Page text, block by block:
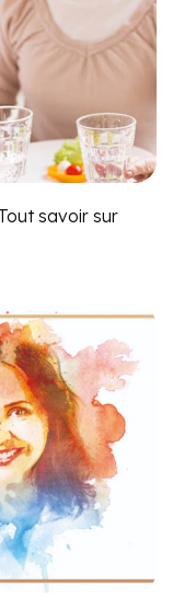
savoir sur